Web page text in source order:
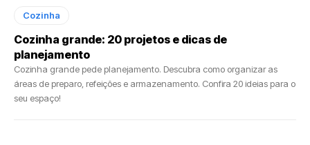
Cozinha
Cozinha grande: 20 projetos e dicas de
planejamento
Cozinha grande pede planejamento. Descubra como organizar as
áreas de preparo, refeições e armazenamento. Confira 20 ideias para o
seu espaço!